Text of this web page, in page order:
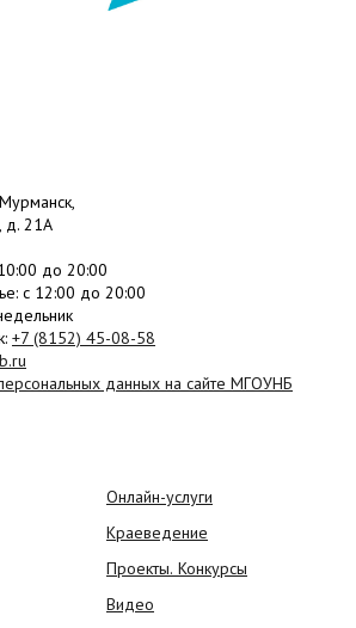
д. 21А
до 20:00
: c 12:00 до 20:00
+7 (8152) 45-08-58
данных на сайте МГОУНБ
Онлайн-услуги
Краеведение
Проекты. Конкурсы
Видео